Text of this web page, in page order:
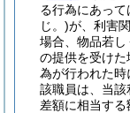
る行為にあって
じ。)が、利害
場合、物品若
の提供を受け
為が行われた
該職員は、当
差額に相当する